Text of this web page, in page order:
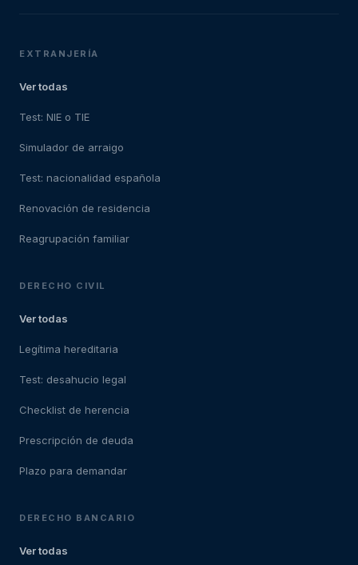
EXTRANJERÍA
Ver todas
Test: NIE o TIE
Simulador de arraigo
Test: nacionalidad española
Renovación de residencia
Reagrupación familiar
DERECHO CIVIL
Ver todas
Legítima hereditaria
Test: desahucio legal
Checklist de herencia
Prescripción de deuda
Plazo para demandar
DERECHO BANCARIO
Ver todas